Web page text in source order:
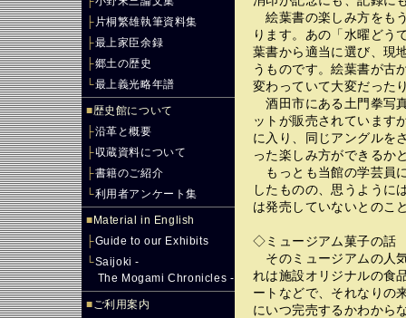
├ 片桐繁雄執筆資料集
├最上家臣余録
├郷土の歴史
└最上義光略年譜
■歴史館について
├沿革と概要
├収蔵資料について
├書籍のご紹介
└利用者アンケート集
■ Material in English
├Guide to our Exhibits
└Saijoki -
The Mogami Chronicles -
■ご利用案内
絵葉書の楽しみ方をも
ります。あの「水曜どう
葉書から適当に選び、現
うものです。絵葉書が古
変わっていて大変だった
酒田市にある土門拳写
ットが販売されています
に入り、同じアングルを
った楽しみ方ができるか
もっとも当館の学芸員
したものの、思うように
は発売していないとのこ
◇ミュージアム菓子の話
そのミュージアムの人
れは施設オリジナルの食
ートなどで、それなりの
にいつ完売するかわから